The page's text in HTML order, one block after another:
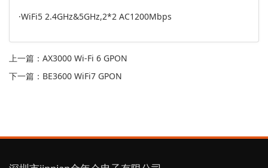
·WiFi5 2.4GHz&5GHz,2*2 AC1200Mbps
上一篇： AX3000 Wi-Fi 6 GPON
下一篇： BE3600 WiFi7 GPON